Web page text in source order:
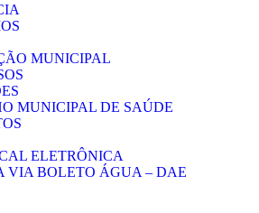
MUNICIPAL
MUNICIPAL DE SAÚDE
ELETRÔNICA
VIA BOLETO ÁGUA – DAE